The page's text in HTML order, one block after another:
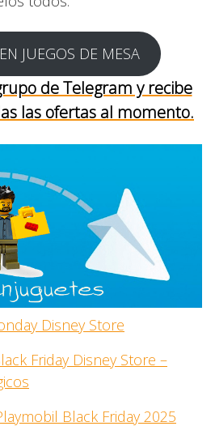
JUEGOS DE MESA
de Telegram y recibe
las ofertas al momento.
Disney Store
Friday Disney Store –
Black Friday 2025